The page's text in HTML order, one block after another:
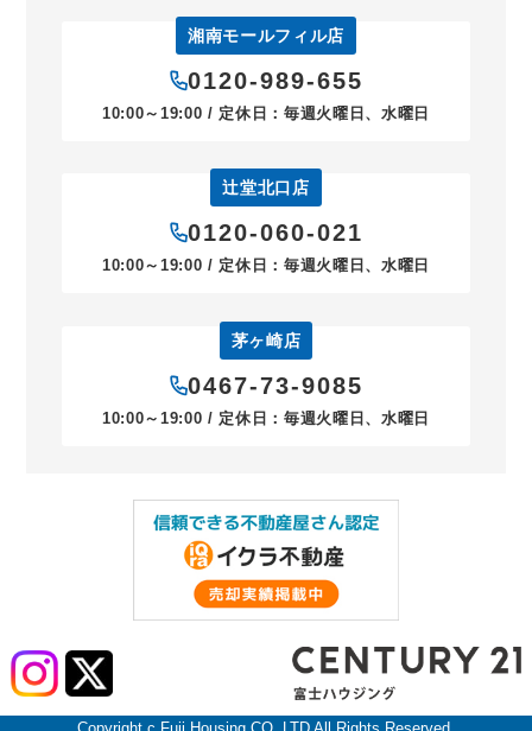
湘南モールフィル店
0120-989-655
10:00～19:00 / 定休日：毎週火曜日、水曜日
辻堂北口店
0120-060-021
10:00～19:00 / 定休日：毎週火曜日、水曜日
茅ヶ崎店
0467-73-9085
10:00～19:00 / 定休日：毎週火曜日、水曜日